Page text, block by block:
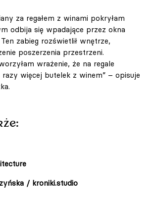
za regałem z winami pokryłam
odbija się wpadające przez okna
zabieg rozświetlił wnętrze,
poszerzenia przestrzeni.
wrażenie, że na regale
razy więcej butelek z winem” – opisuje
/ kroniki.studio